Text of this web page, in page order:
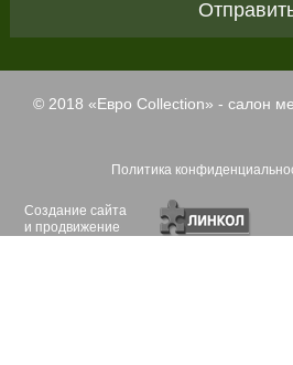
© 2018 «Евро Collection» - салон
Политика
Создание сайта
и продвижение